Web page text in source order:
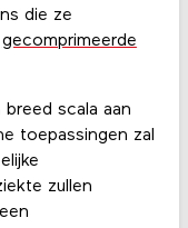
die ze
gecomprimeerde
scala aan
toepassingen zal
zullen